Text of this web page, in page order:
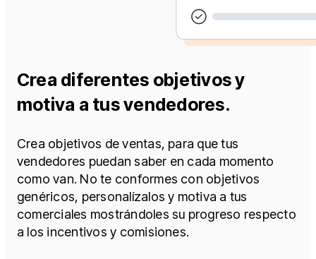
Crea diferentes objetivos y
motiva a tus vendedores.​
Crea objetivos de ventas, para que tus
vendedores puedan saber en cada momento
como van. No te conformes con objetivos
genéricos, personalízalos y motiva a tus
comerciales mostrándoles su progreso respecto
a los incentivos y comisiones.​